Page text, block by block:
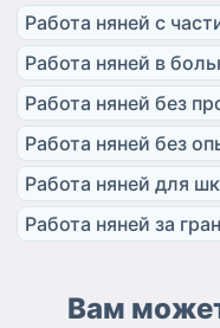
Работа няней с
Работа няней в
Работа няней без
Работа няней без
Работа няней для
Работа няней за
Вам